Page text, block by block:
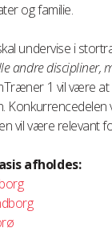
og familie.
undervise i
andre discipliner,
1 vil være
vil være relevant
afholdes: